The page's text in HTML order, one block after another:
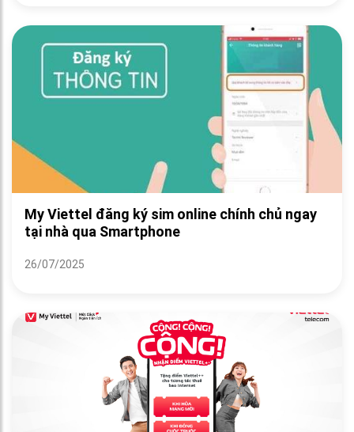
My Viettel đăng ký sim online chính chủ ngay
tại nhà qua Smartphone
26/07/2025